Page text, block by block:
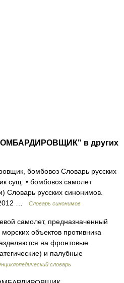
в других
бомбовоз Словарь русских
сущ. • бомбовоз самолет
Словарь русских синонимов.
2012 …
Словарь синонимов
самолет, предназначенный
объектов противника
на фронтовые
и палубные
словарь